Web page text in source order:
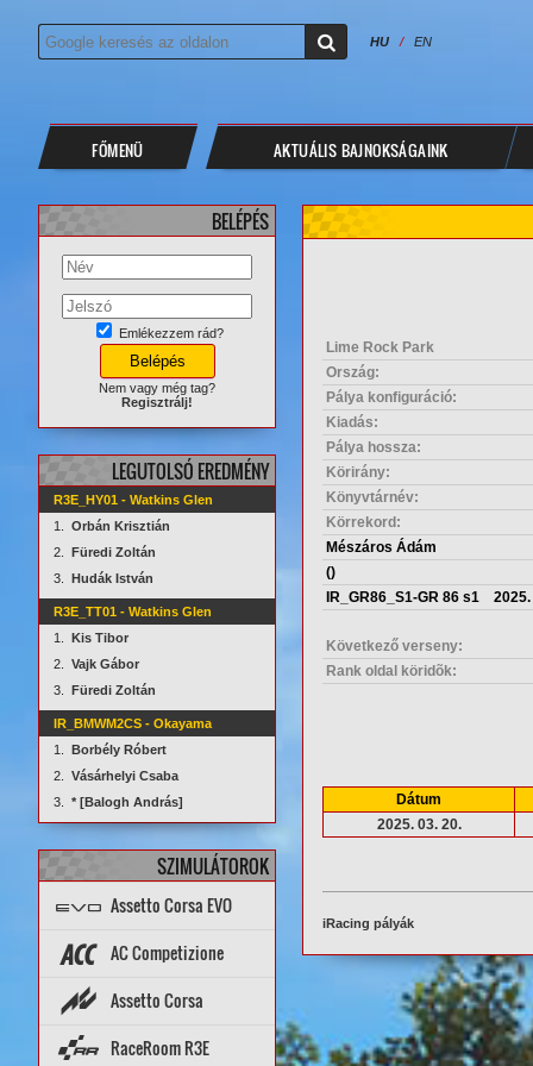
HU / EN
FŐMENÜ AKTUÁLIS BAJNOKSÁGAINK
Lime Rock Park
Ország:
Pálya konfiguráció:
Kiadás:
Pálya hossza:
Körirány:
Könyvtárnév:
Körrekord:
Mészáros Ádám
()
IR_GR86_S1-GR 86 s1 2025.
Következő verseny:
Rank oldal köridõk:
Dátum
2025. 03. 20.
iRacing pályák
BELÉPÉS
Emlékezzem rád?
Nem vagy még tag?
Regisztrálj!
LEGUTOLSÓ EREDMÉNY
R3E_HY01 - Watkins Glen
1. Orbán Krisztián
2. Füredi Zoltán
3. Hudák István
R3E_TT01 - Watkins Glen
1. Kis Tibor
2. Vajk Gábor
3. Füredi Zoltán
IR_BMWM2CS - Okayama
1. Borbély Róbert
2. Vásárhelyi Csaba
3. * [Balogh András]
SZIMULÁTOROK
Assetto Corsa EVO
AC Competizione
Topik
PÁLYA REKORDOK
AUTÓK
Dedi szerverek
Dedi stat
Assetto Corsa
Rank App
AUTÓK
PÁLYÁK
STATISZTIKÁK
RaceRoom R3E